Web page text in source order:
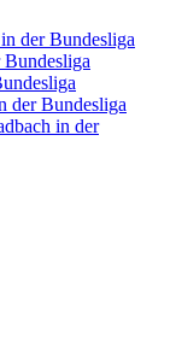
der Bundesliga
der Bundesliga
in der